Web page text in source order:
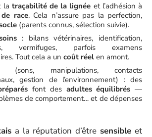
la traçabilité de la lignée et l’adhésion à
race. Cela n’assure pas la perfection,
(parents connus, sélection suivie).
: bilans vétérinaires, identification,
vermifuges, parfois examens
Tout cela a un coût réel en amont.
(sons, manipulations, contacts
gestion de l’environnement) : des
font des adultes équilibrés —
de comportement… et de dépenses
a la réputation d’être sensible et